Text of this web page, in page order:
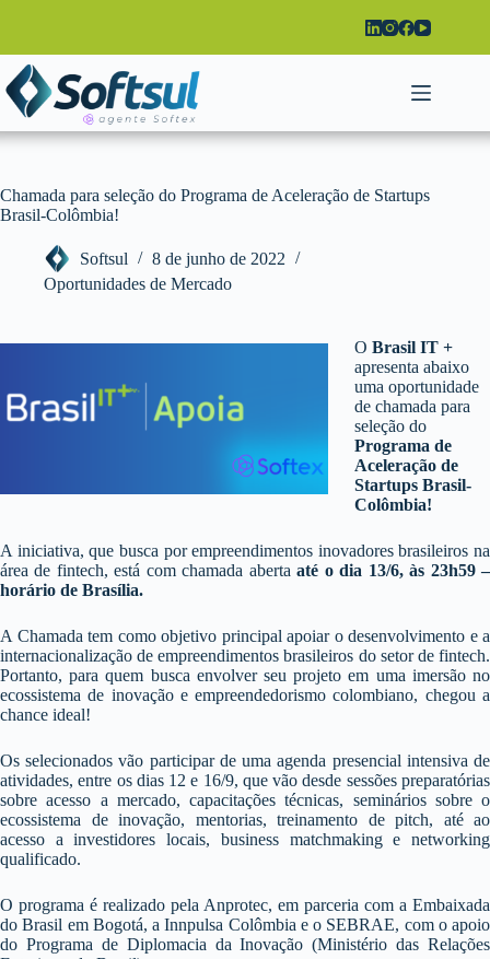
conteúdo
Chamada para seleção do Programa de Aceleração de Startups
Brasil-Colômbia!
Softsul
8 de junho de 2022
Oportunidades de Mercado
O Brasil IT +
apresenta abaixo
uma oportunidade
de chamada para
seleção do
Programa de
Aceleração de
Startups Brasil-
Colômbia!
A iniciativa, que busca por empreendimentos inovadores brasileiros na
área de fintech, está com chamada abertaaté o dia 13/6, às 23h59 –
horário de Brasília.
A Chamada tem como objetivo principal apoiar o desenvolvimento e a
internacionalização de empreendimentos brasileiros do setor de fintech.
Portanto, para quem busca envolver seu projeto em uma imersão no
ecossistema de inovação e empreendedorismo colombiano, chegou a
chance ideal!
Os selecionados vão participar de uma agenda presencial intensiva de
atividades, entre os dias 12 e 16/9, que vão desde sessões preparatórias
sobre acesso a mercado, capacitações técnicas, seminários sobre o
ecossistema de inovação, mentorias, treinamento de pitch, até ao
acesso a investidores locais, business matchmaking e networking
qualificado.
O programa é realizado pela Anprotec, em parceria com a Embaixada
do Brasil em Bogotá, a Innpulsa Colômbia e o SEBRAE, com o apoio
do Programa de Diplomacia da Inovação (Ministério das Relações